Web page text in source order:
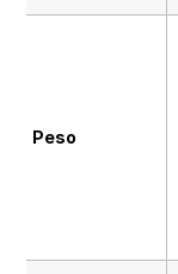
Peso